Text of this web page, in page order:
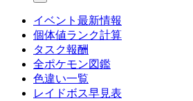
イベント最新情報
個体値ランク計算
タスク報酬
全ポケモン図鑑
色違い一覧
レイドボス早見表